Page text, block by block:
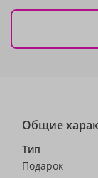
Общие
Тип
Подарок